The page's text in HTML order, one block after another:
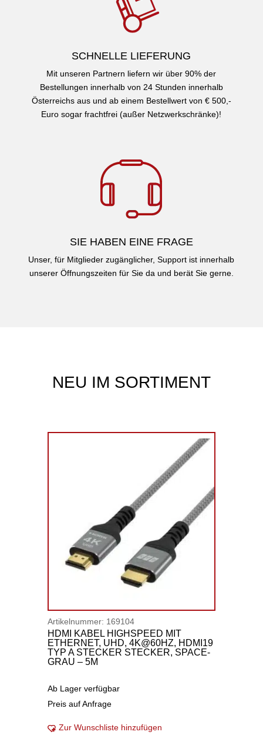
SCHNELLE LIEFERUNG
Mit unseren Partnern liefern wir über 90% der
Bestellungen innerhalb von 24 Stunden innerhalb
Österreichs aus und ab einem Bestellwert von € 500,-
Euro sogar frachtfrei (außer Netzwerkschränke)!
SIE HABEN EINE FRAGE
Unser, für Mitglieder zugänglicher, Support ist innerhalb
unserer Öffnungszeiten für Sie da und berät Sie gerne.
NEU IM SORTIMENT
Artikelnummer: 169104
HDMI KABEL HIGHSPEED MIT
ETHERNET, UHD, 4K@60HZ, HDMI19
TYP A STECKER STECKER, SPACE-
GRAU – 5M
Ab Lager verfügbar
Preis auf Anfrage
Zur Wunschliste hinzufügen